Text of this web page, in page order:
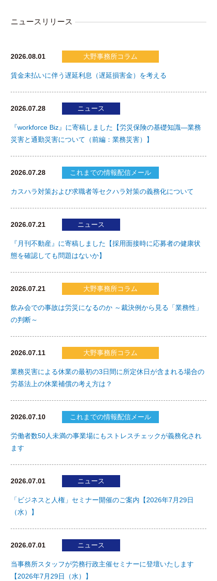
ニュースリリース
2026.08.01 大野事務所コラム
賃金未払いに伴う遅延利息（遅延損害金）を考える
2026.07.28 ニュース
『workforce Biz』に寄稿しました【労災保険の基礎知識―業務
災害と通勤災害について（前編：業務災害）】
2026.07.28 これまでの情報配信メール
カスハラ対策および求職者等セクハラ対策の義務化について
2026.07.21 ニュース
『月刊不動産』に寄稿しました【採用面接時に応募者の健康状
態を確認しても問題はないか】
2026.07.21 大野事務所コラム
飲み会での事故は労災になるのか ～裁決例から見る「業務性」
の判断～
2026.07.11 大野事務所コラム
業務災害による休業の最初の3日間に所定休日が含まれる場合の
労基法上の休業補償の考え方は？
2026.07.10 これまでの情報配信メール
労働者数50人未満の事業場にもストレスチェックが義務化され
ます
2026.07.01 ニュース
「ビジネスと人権」セミナー開催のご案内【2026年7月29日
（水）】
2026.07.01 ニュース
当事務所スタッフが労務行政主催セミナーに登壇いたします
【2026年7月29日（水）】